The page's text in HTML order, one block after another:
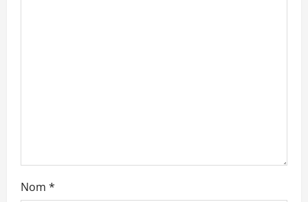
i
c
Nom *